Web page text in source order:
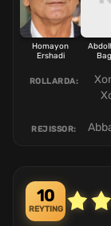
Homayon
Ershadi
ROLLARDA:
REJISSOR:
10
REYTING